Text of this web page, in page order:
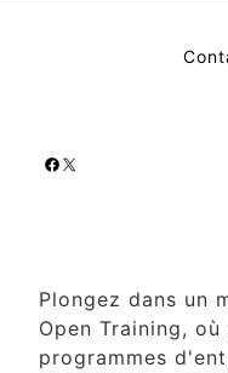
Facebook
X
Plongez dans un
Open Training,
programmes